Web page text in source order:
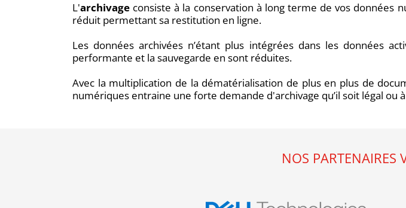
L'archivage consiste à la conservation à long terme de vos données
réduit permettant sa restitution en ligne.
Les données archivées n’étant plus intégrées dans les données
performante et la sauvegarde en sont réduites.
Avec la multiplication de la dématérialisation de plus en plus de
numériques entraine une forte demande d'archivage qu’il soit légal ou
NOS PARTENAIRES